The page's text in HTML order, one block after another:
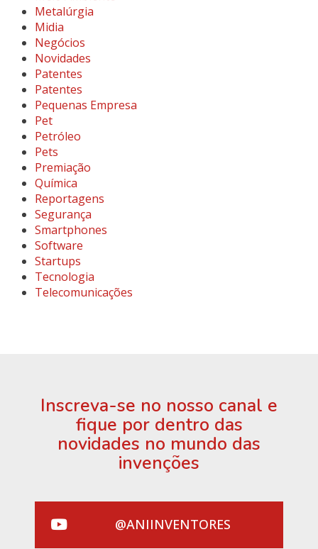
Metalúrgia
Midia
Negócios
Novidades
Patentes
Patentes
Pequenas Empresa
Pet
Petróleo
Pets
Premiação
Química
Reportagens
Segurança
Smartphones
Software
Startups
Tecnologia
Telecomunicações
Inscreva-se no nosso canal e
fique por dentro das
novidades no mundo das
invenções
@ANIINVENTORES